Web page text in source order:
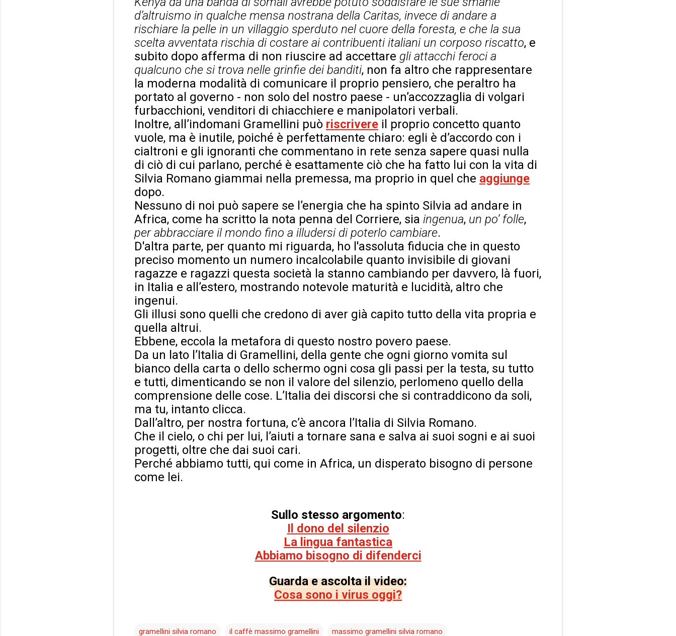
d’altruismo in qualche mensa nostrana della Caritas, invece di andare a
rischiare la pelle in un villaggio sperduto nel cuore della foresta, e che la sua
scelta avventata rischia di costare ai contribuenti italiani un corposo riscatto, e
subito dopo afferma di non riuscire ad accettare gli attacchi feroci a
qualcuno che si trova nelle grinfie dei banditi, non fa altro che rappresentare
la moderna modalità di comunicare il proprio pensiero, che peraltro ha
portato al governo - non solo del nostro paese - un’accozzaglia di volgari
furbacchioni, venditori di chiacchiere e manipolatori verbali.
Inoltre, all’indomani Gramellini può riscrivere il proprio concetto quanto
vuole, ma è inutile, poiché è perfettamente chiaro: egli è d’accordo con i
cialtroni e gli ignoranti che commentano in rete senza sapere quasi nulla
di ciò di cui parlano, perché è esattamente ciò che ha fatto lui con la vita di
Silvia Romano giammai nella premessa, ma proprio in quel che aggiunge
dopo.
Nessuno di noi può sapere se l’energia che ha spinto Silvia ad andare in
Africa, come ha scritto la nota penna del Corriere, sia ingenua, un po’ folle,
per abbracciare il mondo fino a illudersi di poterlo cambiare.
D'altra parte, per quanto mi riguarda, ho l'assoluta fiducia che in questo
preciso momento un numero incalcolabile quanto invisibile di giovani
ragazze e ragazzi questa società la stanno cambiando per davvero, là fuori,
in Italia e all’estero, mostrando notevole maturità e lucidità, altro che
ingenui.
Gli illusi sono quelli che credono di aver già capito tutto della vita propria e
quella altrui.
Ebbene, eccola la metafora di questo nostro povero paese.
Da un lato l’Italia di Gramellini, della gente che ogni giorno vomita sul
bianco della carta o dello schermo ogni cosa gli passi per la testa, su tutto
e tutti, dimenticando se non il valore del silenzio, perlomeno quello della
comprensione delle cose. L’Italia dei discorsi che si contraddicono da soli,
ma tu, intanto clicca.
Dall’altro, per nostra fortuna, c’è ancora l’Italia di Silvia Romano.
Che il cielo, o chi per lui, l’aiuti a tornare sana e salva ai suoi sogni e ai suoi
progetti, oltre che dai suoi cari.
Perché abbiamo tutti, qui come in Africa, un disperato bisogno di persone
come lei.
Sullo stesso argomento:
Il dono del silenzio
La lingua fantastica
Abbiamo bisogno di difenderci
Guarda e ascolta il video:
Cosa sono i virus oggi?
gramellini silvia romano il caffè massimo gramellini massimo gramellini silvia romano